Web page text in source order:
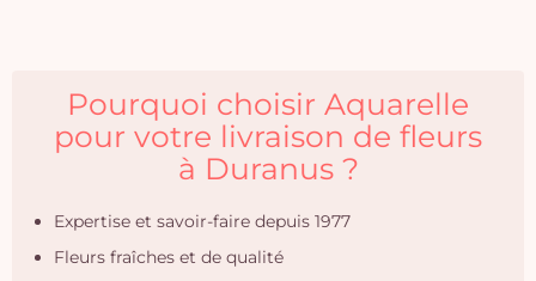
Pourquoi choisir Aquarelle
pour votre livraison de fleurs
à Duranus ?
Expertise et savoir-faire depuis 1977
Fleurs fraîches et de qualité